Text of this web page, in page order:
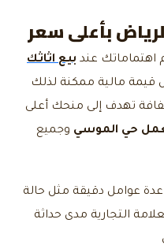
بأعلى سعر
اهتماماتك عند بيع اثاثك
مالية ممكنة لذلك
تهدف إلى منحك أعلى
حي الموسي وجميع
عدة عوامل دقيقة مثل حالة
التجارية مدى حداثة